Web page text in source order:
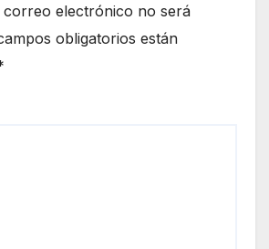
correo electrónico no será
obligatorios están